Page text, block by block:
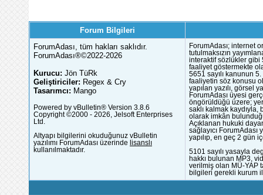
Forum Bilgileri
ForumAdası, tüm hakları saklıdır.
ForumAdası®©2022-2026
Kurucu: Jön TüRk
Geliştiriciler: Regex & Cry
Tasarımcı: Mango
Powered by vBulletin® Version 3.8.6
Copyright ©2000 - 2026, Jelsoft Enterprises
Ltd.
Altyapı bilgilerini okuduğunuz vBulletin
yazılımı ForumAdası üzerinde lisanslı
kullanılmaktadır.
ForumAdası; internet
tutulmaksızın
interaktif sözlükler gibi
faaliyet göstermekte
5651 sayılı kanunun
faaliyetin söz konusu
yapılan yazılı, görsel
ForumAdası üyesi
öngörüldüğü üzere;
saklı kalmak
olarak imkân
Açıklanan hukuki
sağlayıcı
yapılıp, en geç 2 gün
5101 sayılı yasayla
hakkı bulunan MP3,
verilmiş olan MÜ-YAP
bilgileri gerekli kurum